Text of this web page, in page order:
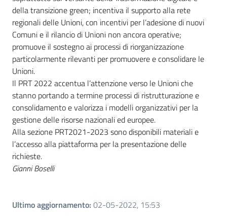
della transizione green; incentiva il supporto alla rete
regionali delle Unioni, con incentivi per l’adesione di nuovi
Comuni e il rilancio di Unioni non ancora operative;
promuove il sostegno ai processi di riorganizzazione
particolarmente rilevanti per promuovere e consolidare le
Unioni.
Il PRT 2022 accentua l’attenzione verso le Unioni che
stanno portando a termine processi di ristrutturazione e
consolidamento e valorizza i modelli organizzativi per la
gestione delle risorse nazionali ed europee.
Alla sezione PRT2021-2023 sono disponibili materiali e
l’accesso alla piattaforma per la presentazione delle
richieste.
Gianni Boselli
Ultimo aggiornamento: 02-05-2022, 15:53